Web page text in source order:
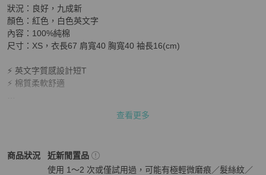
狀況：良好，九成新
顏色：紅色，白色英文字
內容：100%純棉
尺寸：XS，衣長67 肩寬40 胸寬40 袖長16(cm)
⚡ 英文字質感設計短T
⚡ 棉質柔軟舒適
查看更多
商品狀況
Armani Jeans女裝商品狀態與細節
近新閒置品
使用 1～2 次或僅試用過，可能有極輕微磨痕／髮絲紋／